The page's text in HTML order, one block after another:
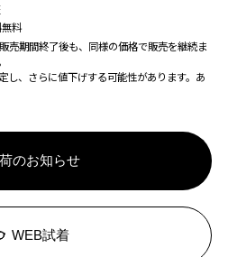
料
売期間終了後も、同様の価格で販売を継続ま
し、さらに値下げする可能性があります。あ
のお知らせ
WEB試着